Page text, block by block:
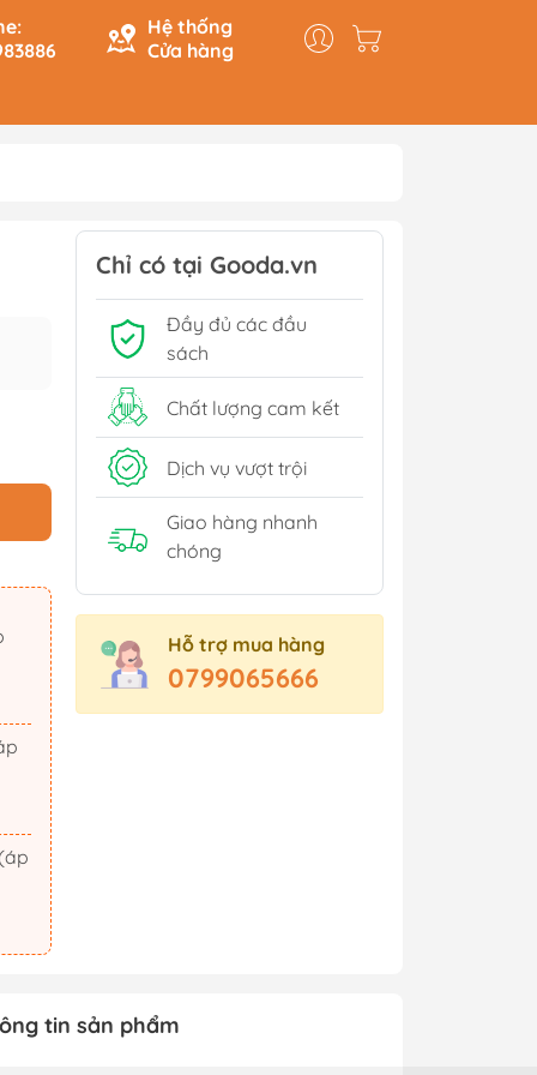
Hệ thống
Cửa hàng
Du Ký
Lịch Sử - Văn Hoá - Chính
Trị
Tâm Linh
Sách Tham Khảo Cấp 1
Sách Tham Khảo Cấp 2
Sách Ôn Thi Đại Học
Xem thêm
Triển
Xúc
Dục
Chỉ có tại Gooda.vn
Đầy đủ các đầu
sách
Chất lượng cam kết
Dịch vụ vượt trội
Giao hàng nhanh
chóng
Hỗ trợ mua hàng
0799065666
tin sản phẩm